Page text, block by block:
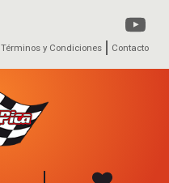
Términos y Condiciones Contacto